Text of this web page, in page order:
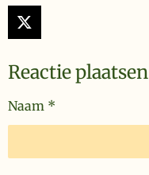
X
Reactie plaatsen
Naam *